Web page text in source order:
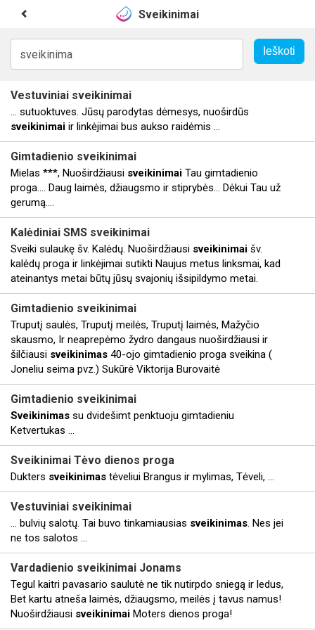
Sveikinimai
Vestuviniai sveikinimai
... sutuoktuves. Jūsų parodytas dėmesys, nuoširdūs
sveikinimai ir linkėjimai bus aukso raidėmis ...
Gimtadienio sveikinimai
Mielas ***, Nuoširdžiausi sveikinimai Tau gimtadienio
proga.... Daug laimės, džiaugsmo ir stiprybės... Dėkui Tau už
gerumą....
Kalėdiniai SMS sveikinimai
Sveiki sulaukę šv. Kalėdų. Nuoširdžiausi sveikinimai šv.
kalėdų proga ir linkėjimai sutikti Naujus metus linksmai, kad
ateinantys metai būtų jūsų svajonių išsipildymo metai.
Gimtadienio sveikinimai
Truputį saulės, Truputį meilės, Truputį laimės, Mažyčio
skausmo, Ir neaprepėmo žydro dangaus nuoširdžiausi ir
šilčiausi sveikinimas 40-ojo gimtadienio proga sveikina (
Joneliu seima pvz.) Sukūrė Viktorija Burovaitė
Gimtadienio sveikinimai
Sveikinimas su dvidešimt penktuoju gimtadieniu
Ketvertukas ...
Sveikinimai Tėvo dienos proga
Dukters sveikinimas tėveliui Brangus ir mylimas, Tėveli, ...
Vestuviniai sveikinimai
... bulvių salotų. Tai buvo tinkamiausias sveikinimas. Nes jei
ne tos salotos ...
Vardadienio sveikinimai Jonams
Tegul kaitri pavasario saulutė ne tik nutirpdo sniegą ir ledus,
Bet kartu atneša laimės, džiaugsmo, meilės į tavus namus!
Nuoširdžiausi sveikinimai Moters dienos proga!